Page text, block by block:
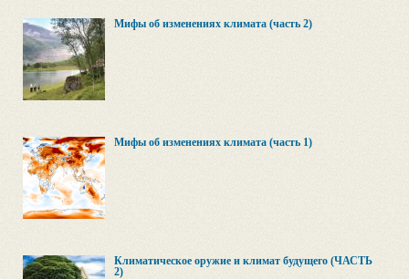
Мифы об изменениях климата (часть 2)
Мифы об изменениях климата (часть 1)
Климатическое оружие и климат будущего (ЧАСТЬ
2)